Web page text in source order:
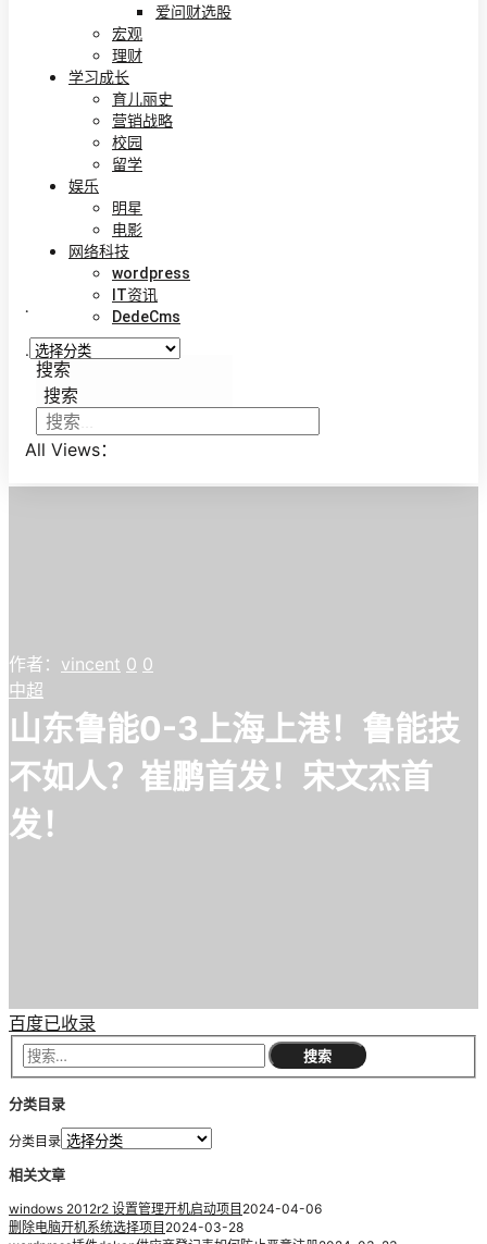
爱问财选股
宏观
理财
学习成长
育儿丽史
营销战略
校园
留学
娱乐
明星
电影
网络科技
wordpress
IT资讯
DedeCms
.
.
搜索
搜索
All Views：
作者： vincent 0 0
中超
山东鲁能0-3上海上港！鲁能技
不如人？崔鹏首发！宋文杰首
发！
百度已收录
分类目录
分类目录
相关文章
windows 2012r2 设置管理开机启动项目 2024-04-06
删除电脑开机系统选择项目 2024-03-28